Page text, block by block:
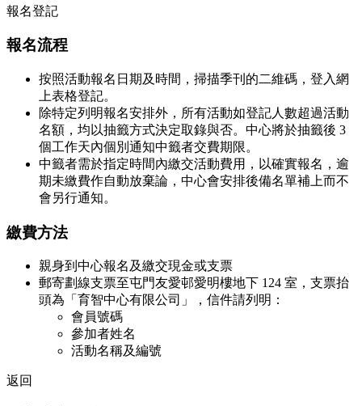
報名登記
報名流程
按照活動報名日期及時間，掃描季刊的二維碼，登入網
上表格登記。
除特定列明報名安排外，所有活動如登記人數超過活動
名額，均以抽籤方式決定取錄與否。中心將於抽籤後 3
個工作天內個別通知中籤者交費期限。
中籤者需於指定時間內繳交活動費用，以確實報名，逾
期未繳費作自動放棄論，中心會安排後備名單補上而不
會另行通知。
繳費方法
親身到中心報名及繳交現金或支票
郵寄劃線支票至屯門友愛邨愛明樓地下 124 室，支票抬
頭為「育智中心有限公司」，信件請列明：
會員號碼
參加者姓名
活動名稱及編號
返回